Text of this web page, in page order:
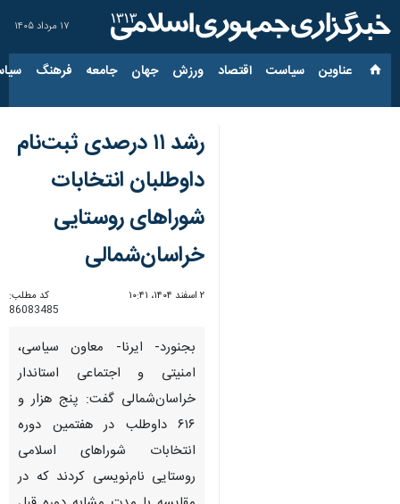
۱۷ مرداد ۱۴۰۵
عناوین‌ سیاست اقتصاد ورزش جهان جامعه فرهنگ
رشد ۱۱ درصدی ثبت‌نام
داوطلبان انتخابات
شوراهای روستایی
خراسان‌شمالی
۲ اسفند ۱۴۰۴، ۱۰:۴۱
کد مطلب:
86083485
بجنورد- ایرنا- معاون سیاسی،
امنیتی و اجتماعی استاندار
خراسان‌شمالی گفت:‌ پنج هزار و
۶۱۶ داوطلب در هفتمین دوره
انتخابات شوراهای اسلامی
روستایی نام‌نویسی کردند که در